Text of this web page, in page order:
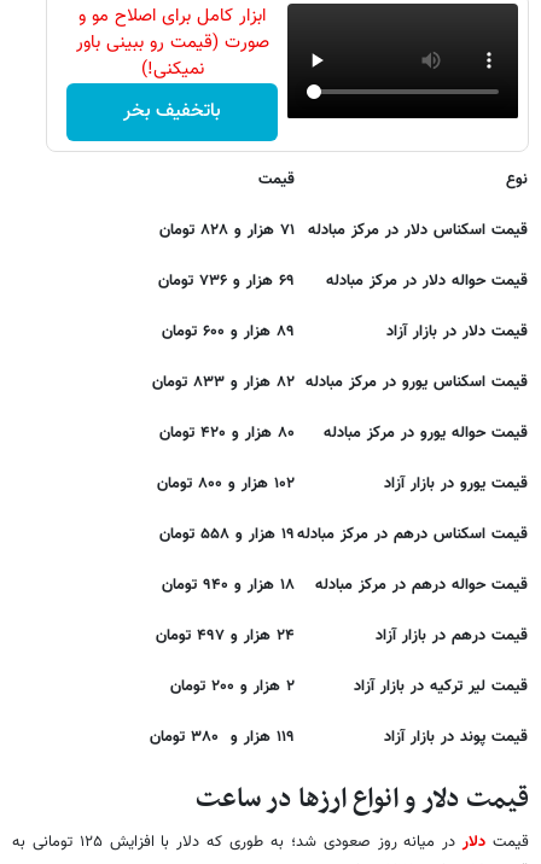
ابزار کامل برای اصلاح مو و
صورت (قیمت رو ببینی باور
نمیکنی!)
باتخفیف بخر
نوع قیمت
قیمت اسکناس دلار در مرکز مبادله ۷۱ هزار و ۸۲۸ تومان
قیمت حواله دلار در مرکز مبادله ۶۹ هزار و ۷۳۶ تومان
قیمت دلار در بازار آزاد ۸۹ هزار و ۶۰۰ تومان
قیمت اسکناس یورو در مرکز مبادله ۸۲ هزار و ۸۳۳ تومان
قیمت حواله یورو در مرکز مبادله ۸۰ هزار و ۴۲۰ تومان
قیمت یورو در بازار آزاد ۱۰۲ هزار و ۸۰۰ تومان
قیمت اسکناس درهم در مرکز مبادله۱۹ هزار و ۵۵۸ تومان
قیمت حواله درهم در مرکز مبادله ۱۸ هزار و ۹۴۰ تومان
قیمت درهم در بازار آزاد ۲۴ هزار و ۴۹۷ تومان
قیمت لیر ترکیه در بازار آزاد ۲ هزار و ۲۰۰ تومان
قیمت پوند در بازار آزاد ۱۱۹ هزار و ۳۸۰ تومان
قیمت دلار و انواع ارزها در ساعت
قیمت‌ دلار
در میانه روز صعودی شد؛ به طوری که دلار با افزایش ۱۲۵ تومانی به